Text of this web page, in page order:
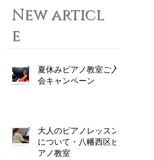
New articl
e
夏休みピアノ教室ご入
会キャンペーン
大人のピアノレッスン
について・八幡西区ピ
アノ教室